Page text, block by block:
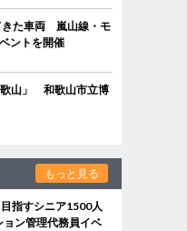
きた車両 嵐山線・モ
ントを開催
歌山」 和歌山市立博
もっと見る
目指すシニア1500人
ン管理代務員イベ